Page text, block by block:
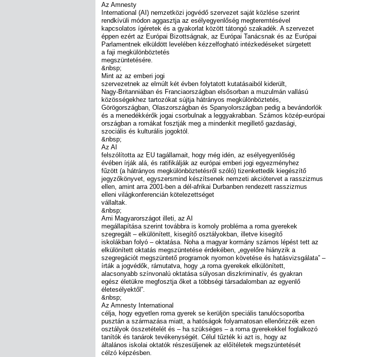
Az Amnesty
International (AI) nemzetközi jogvédő szervezet saját közlése szerint
rendkívüli módon aggasztja az esélyegyenlőség megteremtésével
kapcsolatos ígéretek és a gyakorlat között tátongó szakadék. A szervezet
éppen ezért az Európai Bizottságnak, az Európai Tanácsnak és az Európai
Parlamentnek elküldött levelében kézzelfogható intézkedéseket sürgetett
a faji megkülönböztetés
megszüntetésére.
&nbsp;
Mint az az emberi jogi
szervezetnek az elmúlt két évben folytatott kutatásaiból kiderült,
Nagy-Britanniában és Franciaországban elsősorban a muzulmán vallású
közösségekhez tartozókat sújtja hátrányos megkülönböztetés,
Görögországban, Olaszországban és Spanyolországban pedig a bevándorlók
és a menedékkérők jogai csorbulnak a leggyakrabban. Számos közép-európai
országban a romákat fosztják meg a mindenkit megillető gazdasági,
szociális és kulturális jogoktól.
&nbsp;
Az AI
felszólította az EU tagállamait, hogy még idén, az esélyegyenlőség
évében írják alá, és ratifikálják az európai emberi jogi egyezményhez
fűzött (a hátrányos megkülönböztetésről szóló) tizenkettedik kiegészítő
jegyzőkönyvet, egyszersmind készítsenek nemzeti akciótervet a rasszizmus
ellen, amint arra 2001-ben a dél-afrikai Durbanben rendezett rasszizmus
elleni világkonferencián kötelezettséget
vállaltak.
&nbsp;
Ami Magyarországot illeti, az AI
megállapítása szerint továbbra is komoly probléma a roma gyerekek
szegregált – elkülönített, kisegítő osztályokban, illetve kisegítő
iskolákban folyó – oktatása. Noha a magyar kormány számos lépést tett az
elkülönített oktatás megszüntetése érdekében, „egyelőre hiányzik a
szegregációt megszüntető programok nyomon követése és hatásvizsgálata” –
írták a jogvédők, rámutatva, hogy „a roma gyerekek elkülönített,
alacsonyabb színvonalú oktatása súlyosan diszkriminatív, és gyakran
egész életükre megfosztja őket a többségi társadalomban az egyenlő
életesélyektől”.
&nbsp;
Az Amnesty International
célja, hogy egyetlen roma gyerek se kerüljön speciális tanulócsoportba
pusztán a származása miatt, a hatóságok folyamatosan ellenőrizzék ezen
osztályok összetételét és – ha szükséges – a roma gyerekekkel foglalkozó
tanítók és tanárok tevékenységét. Célul tűzték ki azt is, hogy az
általános iskolai oktatók részesüljenek az előítéletek megszüntetését
célzó képzésben.